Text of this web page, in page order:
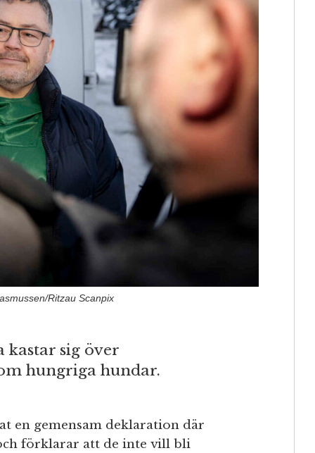
Ritzau Scanpix
sig över
hungriga hundar.
en gemensam deklaration där
förklarar att de inte vill bli